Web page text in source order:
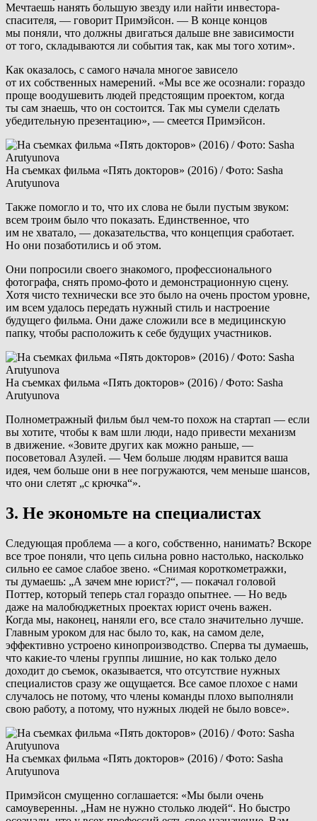
Мечтаешь нанять большую звезду или найти инвестора-
спасителя, — говорит Примэйсон. — В конце концов
мы поняли, что должны двигаться дальше вне зависимости
от того, складываются ли события так, как мы того хотим».
Как оказалось, с самого начала многое зависело
от их собственных намерений. «Мы все же осознали: гораздо
проще воодушевить людей предстоящим проектом, когда
ты сам знаешь, что он состоится. Так мы сумели сделать
убедительную презентацию», — смеется Примэйсон.
На съемках фильма «Пять докторов» (2016) / Фото: Sasha
Arutyunova
Также помогло и то, что их слова не были пустым звуком:
всем троим было что показать. Единственное, что
им не хватало, — доказательства, что концепция сработает.
Но они позаботились и об этом.
Они попросили своего знакомого, профессионального
фотографа, снять промо-фото и демонстрационную сцену.
Хотя чисто технически все это было на очень простом уровне,
им всем удалось передать нужный стиль и настроение
будущего фильма. Они даже сложили все в медицинскую
папку, чтобы расположить к себе будущих участников.
На съемках фильма «Пять докторов» (2016) / Фото: Sasha
Arutyunova
Полнометражный фильм был чем-то похож на стартап — если
вы хотите, чтобы к вам шли люди, надо привести механизм
в движение. «Зовите других как можно раньше, —
посоветовал Азулей. — Чем больше людям нравится ваша
идея, чем больше они в нее погружаются, чем меньше шансов,
что они слетят „с крючка“».
3. Не экономьте на специалистах
Следующая проблема — а кого, собственно, нанимать? Вскоре
все трое поняли, что цепь сильна ровно настолько, насколько
сильно ее самое слабое звено. «Снимая короткометражки,
ты думаешь: „А зачем мне юрист?“, — покачал головой
Поттер, который теперь стал гораздо опытнее. — Но ведь
даже на малобюджетных проектах юрист очень важен.
Когда мы, наконец, наняли его, все стало значительно лучше.
Главным уроком для нас было то, как, на самом деле,
эффективно устроено кинопроизводство. Сперва ты думаешь,
что какие-то члены группы лишние, но как только дело
доходит до съемок, оказывается, что отсутствие нужных
специалистов сразу же ощущается. Все самое плохое с нами
случалось не потому, что члены команды плохо выполняли
свою работу, а потому, что нужных людей не было вовсе».
На съемках фильма «Пять докторов» (2016) / Фото: Sasha
Arutyunova
Примэйсон смущенно соглашается: «Мы были очень
самоуверенны. „Нам не нужно столько людей“. Но быстро